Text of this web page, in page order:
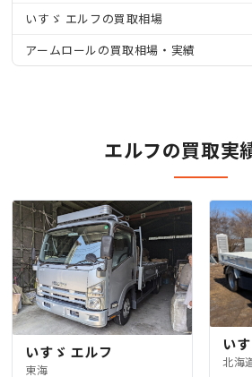
いすゞ エルフの買取相場
アームロールの買取相場・実績
エルフの買取実
いすゞ エルフ
東海
い
北海